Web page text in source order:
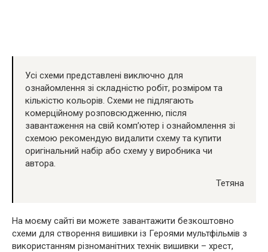
Усі схеми представлені виключно для
ознайомлення зі складністю робіт, розміром та
кількістю кольорів. Схеми не підлягають
комерційному розповсюдженню, після
завантаження на свій комп’ютер і ознайомлення зі
схемою рекомендую видалити схему та купити
оригінальний набір або схему у виробника чи
автора.
Тетяна
На моєму сайті ви можете завантажити безкоштовно
схеми для створення вишивки із Героями мультфільмів з
використанням різноманітних технік вишивки – хрест,